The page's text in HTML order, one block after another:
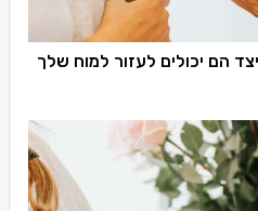
הם יכולים לעזור למוח שלך